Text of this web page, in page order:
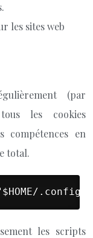
les sites web
(par
les cookies
compétences en
total.
les scripts